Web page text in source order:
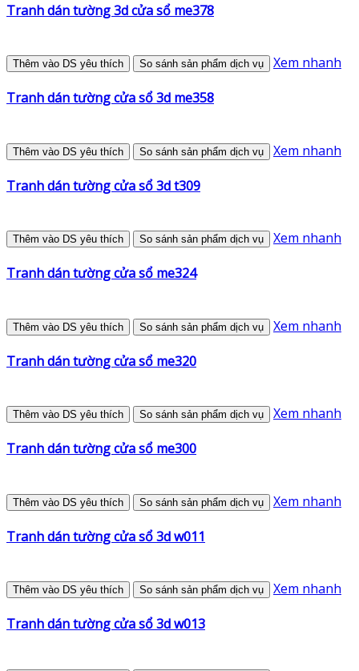
Tranh dán tường 3d cửa sổ me378
Thêm vào DS yêu thích So sánh sản phẩm dịch vụ Xem nhanh
Tranh dán tường cửa sổ 3d me358
Thêm vào DS yêu thích So sánh sản phẩm dịch vụ Xem nhanh
Tranh dán tường cửa sổ 3d t309
Thêm vào DS yêu thích So sánh sản phẩm dịch vụ Xem nhanh
Tranh dán tường cửa sổ me324
Thêm vào DS yêu thích So sánh sản phẩm dịch vụ Xem nhanh
Tranh dán tường cửa sổ me320
Thêm vào DS yêu thích So sánh sản phẩm dịch vụ Xem nhanh
Tranh dán tường cửa sổ me300
Thêm vào DS yêu thích So sánh sản phẩm dịch vụ Xem nhanh
Tranh dán tường cửa sổ 3d w011
Thêm vào DS yêu thích So sánh sản phẩm dịch vụ Xem nhanh
Tranh dán tường cửa sổ 3d w013